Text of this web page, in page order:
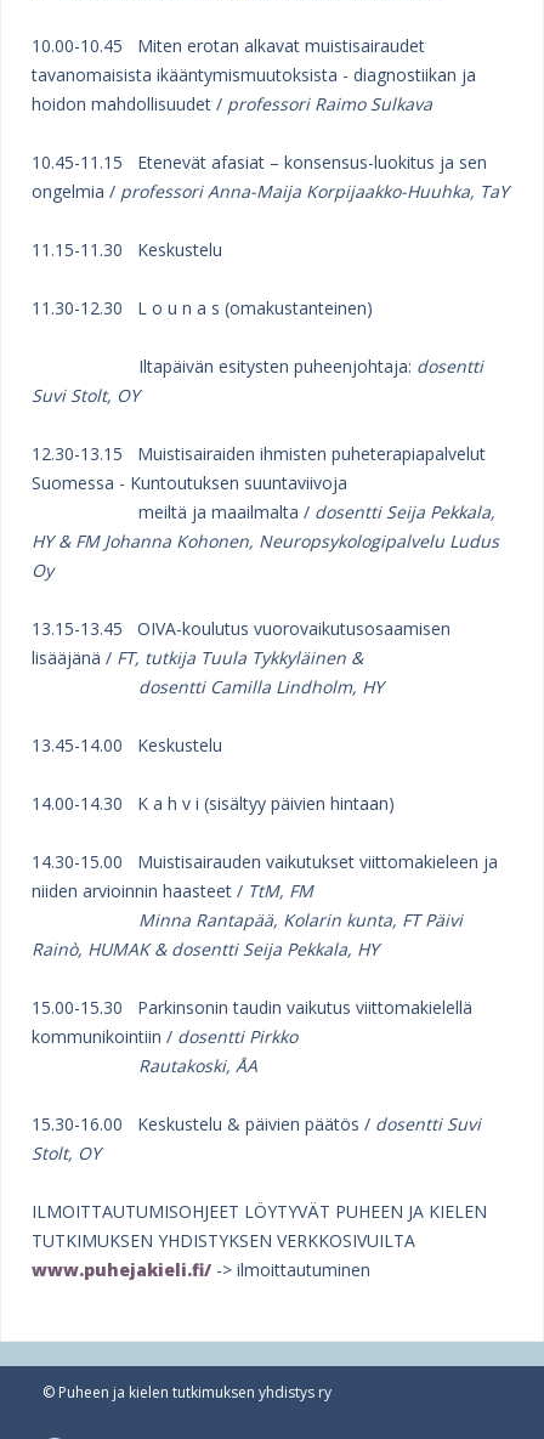
10.00-10.45 Miten erotan alkavat muistisairaudet
tavanomaisista ikääntymismuutoksista - diagnostiikan ja
hoidon mahdollisuudet / professori Raimo Sulkava
10.45-11.15 Etenevät afasiat – konsensus-luokitus ja sen
ongelmia / professori Anna-Maija Korpijaakko-Huuhka, TaY
11.15-11.30 Keskustelu
11.30-12.30 L o u n a s (omakustanteinen)
Iltapäivän esitysten puheenjohtaja: dosentti
Suvi Stolt, OY
12.30-13.15 Muistisairaiden ihmisten puheterapiapalvelut
Suomessa - Kuntoutuksen suuntaviivoja
meiltä ja maailmalta / dosentti Seija Pekkala,
HY & FM Johanna Kohonen, Neuropsykologipalvelu Ludus
Oy
13.15-13.45 OIVA-koulutus vuorovaikutusosaamisen
lisääjänä / FT, tutkija Tuula Tykkyläinen &
dosentti Camilla Lindholm, HY
13.45-14.00 Keskustelu
14.00-14.30 K a h v i (sisältyy päivien hintaan)
14.30-15.00 Muistisairauden vaikutukset viittomakieleen ja
niiden arvioinnin haasteet / TtM, FM
Minna Rantapää, Kolarin kunta, FT Päivi
Rainò, HUMAK & dosentti Seija Pekkala, HY
15.00-15.30 Parkinsonin taudin vaikutus viittomakielellä
kommunikointiin / dosentti Pirkko
Rautakoski, ÅA
15.30-16.00 Keskustelu & päivien päätös / dosentti Suvi
Stolt, OY
ILMOITTAUTUMISOHJEET LÖYTYVÄT PUHEEN JA KIELEN
TUTKIMUKSEN YHDISTYKSEN VERKKOSIVUILTA
www.puhejakieli.fi/ -> ilmoittautuminen
© Puheen ja kielen tutkimuksen yhdistys ry